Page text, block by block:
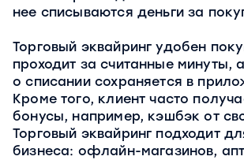
нее списываются деньги за
Торговый эквайринг удобен
проходит за считанные минуты,
о списании сохраняется в
Кроме того, клиент часто
бонусы, например, кэшбэк от
Торговый эквайринг подходит
бизнеса: офлайн-магазинов,